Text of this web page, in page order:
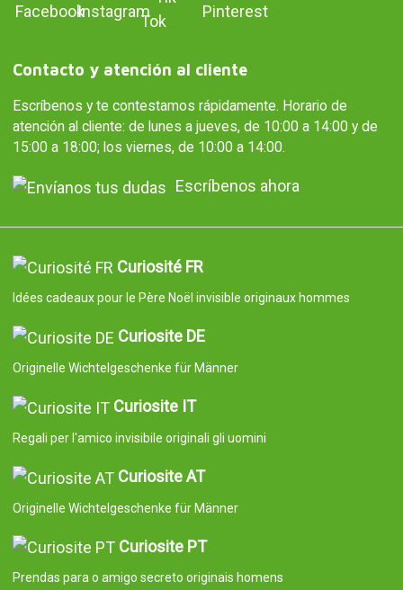
Contacto y atención al cliente
Escríbenos y te contestamos rápidamente. Horario de
atención al cliente: de lunes a jueves, de 10:00 a 14:00 y de
15:00 a 18:00; los viernes, de 10:00 a 14:00.
Escríbenos ahora
Curiosité FR
Idées cadeaux pour le Père Noël invisible originaux hommes
Curiosite DE
Originelle Wichtelgeschenke für Männer
Curiosite IT
Regali per l'amico invisibile originali gli uomini
Curiosite AT
Originelle Wichtelgeschenke für Männer
Curiosite PT
Prendas para o amigo secreto originais homens